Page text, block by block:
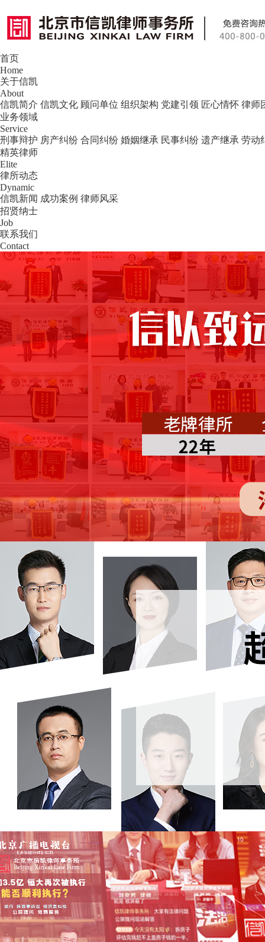
北京市信凯律师事务所 — 北京专业刑事
首页
Home
关于信凯
About
信凯简介 信凯文化 顾问单位 组织架构 党建引领 匠心情怀 律师
业务领域
Service
刑事辩护 房产纠纷 合同纠纷 婚姻继承 民事纠纷 遗产继承 劳动
精英律师
Elite
律所动态
Dynamic
信凯新闻 成功案例 律师风采
招贤纳士
Job
联系我们
Contact